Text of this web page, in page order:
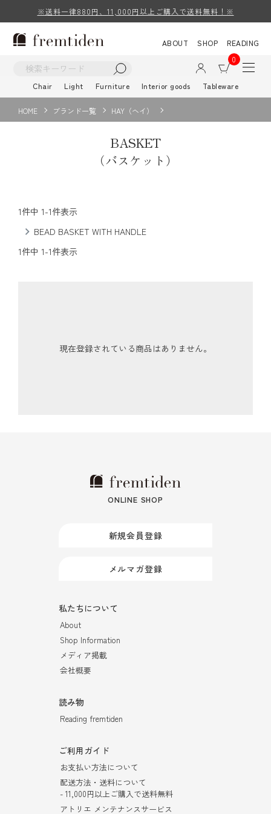
※送料一律880円、11,000円以上ご購入で送料無料！※
ABOUT SHOP
READING
0
Chair Light Furniture Interior goods Tableware
HOME ブランド一覧 HAY（ヘイ）
BASKET
（バスケット）
1件中 1-1件表示
BEAD BASKET WITH HANDLE
1件中 1-1件表示
現在登録されている商品はありません。
ONLINE SHOP
新規会員登録
メルマガ登録
私たちについて
About
Shop Information
メディア掲載
会社概要
読み物
Reading fremtiden
ご利用ガイド
お支払い方法について
配送方法・送料について
- 11,000円以上ご購入で送料無料
アトリエ メンテナンスサービス